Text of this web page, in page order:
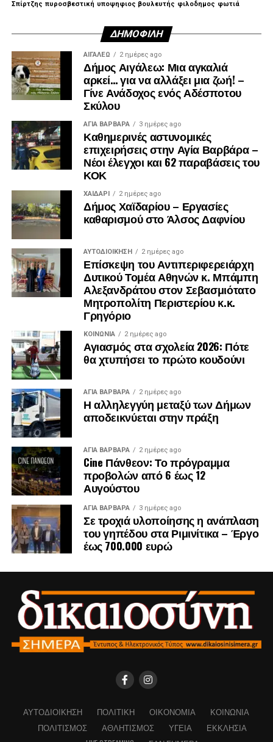
Σπίρτζης πυροσβεστική υποψηφιος βουλευτής φιλοδημος φωτιά
ΔΗΜΟΦΙΛΉ
ΑΙΓΑΛΕΩ 2 ημέρες ago
Δήμος Αιγάλεω: Μια αγκαλιά
αρκεί… για να αλλάξει μια ζωή! –
Γίνε Ανάδοχος ενός Αδέσποτου
Σκύλου
ΑΓΙΑ ΒΑΡΒΑΡΑ 3 ημέρες ago
Καθημερινές αστυνομικές
επιχειρήσεις στην Αγία Βαρβάρα –
Νέοι έλεγχοι και 62 παραβάσεις του
ΚΟΚ
ΧΑΪΔΑΡΙ 2 ημέρες ago
Δήμος Χαϊδαρίου – Εργασίες
καθαρισμού στο Άλσος Δαφνίου
ΑΥΤΟΔΙΟΊΚΗΣΗ 2 ημέρες ago
Επίσκεψη του Αντιπεριφερειάρχη
Δυτικού Τομέα Αθηνών κ. Μπάμπη
Αλεξανδράτου στον Σεβασμιότατο
Μητροπολίτη Περιστερίου κ.κ.
Γρηγόριο
ΚΟΙΝΩΝΊΑ 2 ημέρες ago
Αγιασμός στα σχολεία 2026: Πότε
θα χτυπήσει το πρώτο κουδούνι
ΑΓΙΑ ΒΑΡΒΑΡΑ 2 ημέρες ago
Η αλληλεγγύη μεταξύ των Δήμων
αποδεικνύεται στην πράξη
ΑΓΙΑ ΒΑΡΒΑΡΑ 2 ημέρες ago
Cine Πάνθεον: Το πρόγραμμα
προβολών από 6 έως 12
Αυγούστου
ΑΓΙΑ ΒΑΡΒΑΡΑ 3 ημέρες ago
Σε τροχιά υλοποίησης η ανάπλαση
του γηπέδου στα Ριμινίτικα – Έργο
έως 700.000 ευρώ
ΑΥΤΟΔΙΟΊΚΗΣΗ ΠΟΛΙΤΙΚΉ ΟΙΚΟΝΟΜΊΑ
ΚΟΙΝΩΝΊΑ
ΠΟΛΙΤΙΣΜΌΣ
ΑΘΛΗΤΙΣΜΌΣ ΥΓΕΊΑ
ΕΚΚΛΗΣΊΑ